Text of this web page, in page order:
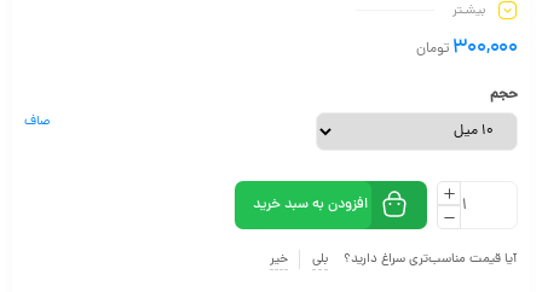
بیشـتر
300,000 تومان
حجم
صاف
افزودن به سبد خرید
آیا قیمت مناسب‌تری سراغ دارید؟ بلی خیر